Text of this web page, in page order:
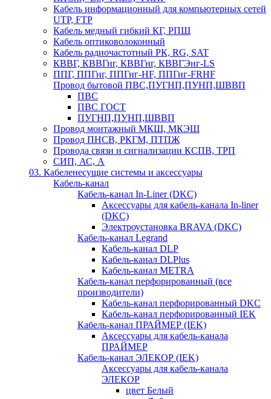
Кабель информационный для компьютерных сетей
UTP, FTP
Кабель медный гибкий КГ, РПШ
Кабель оптиковолоконный
Кабель радиочастотный РК, RG, SAT
КВВГ, КВВГнг, КВВГнг, КВВГЭнг-LS
ППГ, ППГнг, ППГнг-HF, ППГнг-FRHF
Провод бытовой ПВС,ПУГНП,ПУНП,ШВВП
ПВС
ПВС ГОСТ
ПУГНП,ПУНП,ШВВП
Провод монтажный МКШ, МКЭШ
Провод ПНСВ, РКГМ, ПТПЖ
Провода связи и сигнализации КСПВ, ТРП
СИП, АС, А
03. Кабеленесущие системы и аксессуары
Кабель-канал
Кабель-канал In-Liner (DKC)
Аксессуары для кабель-канала In-liner
(DKC)
Электроустановка BRAVA (DKC)
Кабель-канал Legrand
Кабель-канал DLP
Кабель-канал DLPlus
Кабель-канал METRA
Кабель-канал перфорированный (все
производители)
Кабель-канал перфорированный DKC
Кабель-канал перфорированный IEK
Кабель-канал ПРАЙМЕР (IEK)
Аксессуары для кабель-канала
ПРАЙМЕР
Кабель-канал ЭЛЕКОР (IEK)
Аксессуары для кабель-канала
ЭЛЕКОР
цвет Белый